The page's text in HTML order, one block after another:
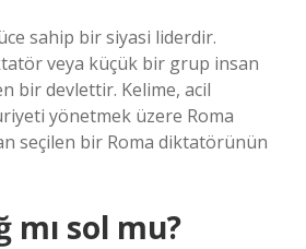
sahip bir siyasi liderdir.
veya küçük bir grup insan
bir devlettir. Kelime, acil
yönetmek üzere Roma
seçilen bir Roma diktatörünün
mı sol mu?